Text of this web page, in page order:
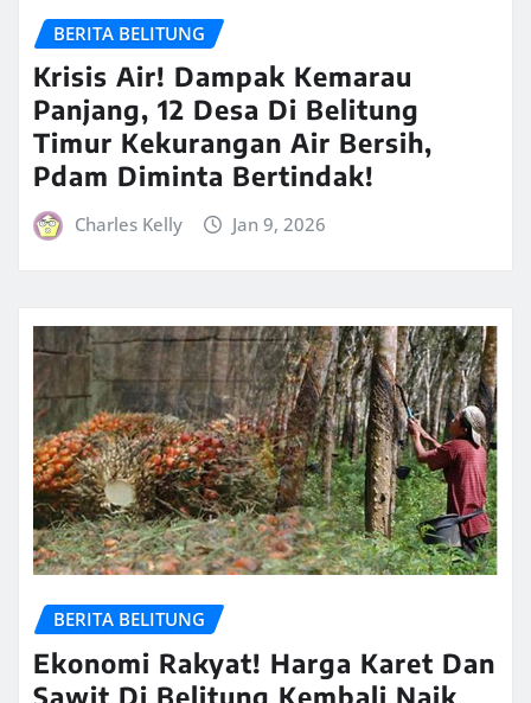
BERITA BELITUNG
Krisis Air! Dampak Kemarau
Panjang, 12 Desa Di Belitung
Timur Kekurangan Air Bersih,
Pdam Diminta Bertindak!
Charles Kelly Jan 9, 2026
BERITA BELITUNG
Ekonomi Rakyat! Harga Karet Dan
Sawit Di Belitung Kembali Naik